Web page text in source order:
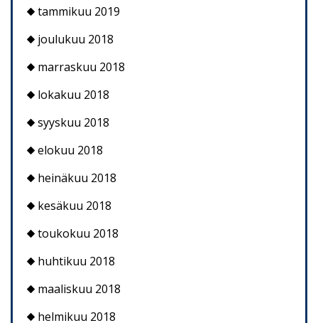
tammikuu 2019
joulukuu 2018
marraskuu 2018
lokakuu 2018
syyskuu 2018
elokuu 2018
heinäkuu 2018
kesäkuu 2018
toukokuu 2018
huhtikuu 2018
maaliskuu 2018
helmikuu 2018